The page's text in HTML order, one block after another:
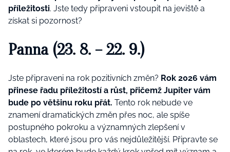
příležitosti. Jste tedy připraveni vstoupit na jeviště a
získat si pozornost?
Panna (23. 8. – 22. 9.)
Jste připraveni na rok pozitivních změn? Rok 2026 vám
přinese řadu příležitostí a růst, přičemž Jupiter vám
bude po většinu roku přát. Tento rok nebude ve
znamení dramatických změn přes noc, ale spíše
postupného pokroku a významných zlepšení v
oblastech, které jsou pro vás nejdůležitější. Připravte se